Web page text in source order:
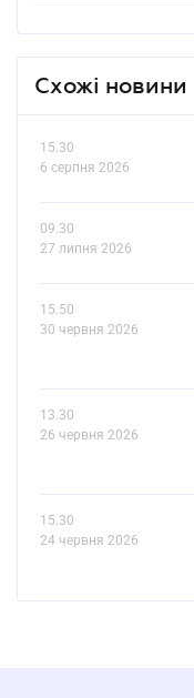
Схожі новини
15.30
6 серпня 2026
09.30
27 липня 2026
15.50
30 червня 2026
13.30
26 червня 2026
15.30
24 червня 2026